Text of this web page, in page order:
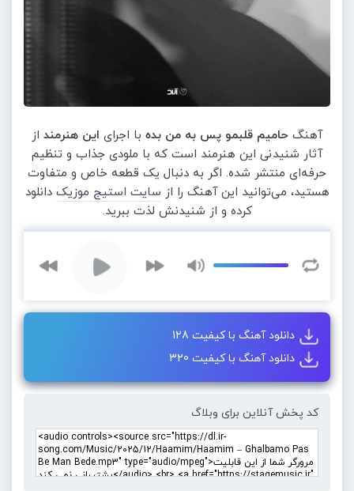
آهنگ حامیم قلبمو پس به من بده با اجرای این هنرمند از
آثار شنیدنی این هنرمند است که با ملودی جذاب و تنظیم
حرفه‌ای منتشر شده. اگر به دنبال یک قطعه خاص و متفاوت
هستید، می‌توانید این آهنگ را از سایت استیج موزیک دانلود
کرده و از شنیدنش لذت ببرید.
دانلود آهنگ با کیفیت 128
دانلود آهنگ با کیفیت 320
کد پخش آنلاین برای وبلاگ